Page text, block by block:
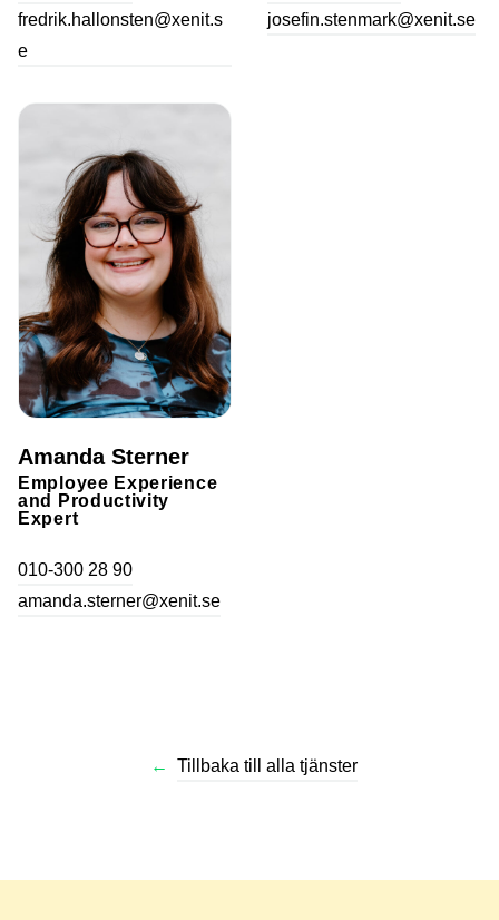
fredrik.hallonsten@xenit.s
e
josefin.stenmark@xenit.se
Amanda Sterner
Employee Experience
and Productivity
Expert
010-300 28 90
amanda.sterner@xenit.se
← Tillbaka till alla tjänster